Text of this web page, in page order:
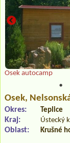
Osek autocamp
Osek,
Okres: Teplice
Kraj: Ústecký
Oblast: Krušné